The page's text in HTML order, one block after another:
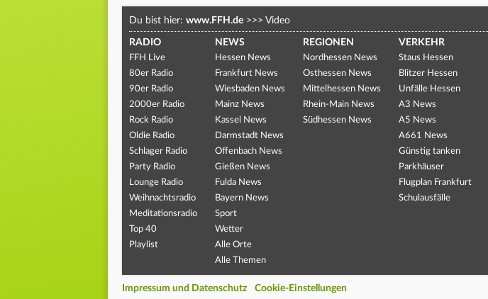
Du bist hier: www.FFH.de >>> Video
RADIO
FFH Live
80er Radio
90er Radio
2000er Radio
Rock Radio
Oldie Radio
Schlager Radio
Party Radio
Lounge Radio
Weihnachtsradio
Meditationsradio
Top 40
Playlist
NEWS
Hessen News
Frankfurt News
Wiesbaden News
Mainz News
Kassel News
Darmstadt News
Offenbach News
Gießen News
Fulda News
Bayern News
Sport
Wetter
Alle Orte
Alle Themen
REGIONEN
Nordhessen News
Osthessen News
Mittelhessen News
Rhein-Main News
Südhessen News
VERKEHR
Staus Hessen
Blitzer Hessen
Unfälle Hessen
A3 News
A5 News
A661 News
Günstig tanken
Parkhäuser
Flugplan Frankfurt
Schulausfälle
Impressum und Datenschutz Cookie-Einstellungen